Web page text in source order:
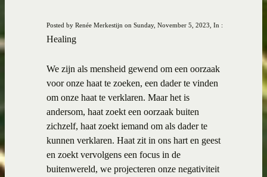
Posted by Renée Merkestijn on Sunday, November 5, 2023, In :
Healing
We zijn als mensheid gewend om een oorzaak
voor onze haat te zoeken, een dader te vinden
om onze haat te verklaren. Maar het is
andersom, haat zoekt een oorzaak buiten
zichzelf, haat zoekt iemand om als dader te
kunnen verklaren. Haat zit in ons hart en geest
en zoekt vervolgens een focus in de
buitenwereld, we projecteren onze negativiteit